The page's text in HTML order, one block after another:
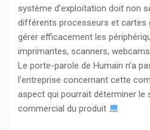
système d’exploitation doit non
différents processeurs et cartes
gérer efficacement les
imprimantes, scanners,
Le porte-parole de Humain n’a
l’entreprise concernant cette
aspect qui pourrait déterminer le
commercial du produit